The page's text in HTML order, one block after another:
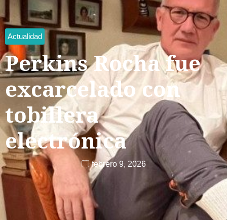
Actualidad
Perkins Rocha fue
excarcelado con
tobillera
electrónica
febrero 9, 2026